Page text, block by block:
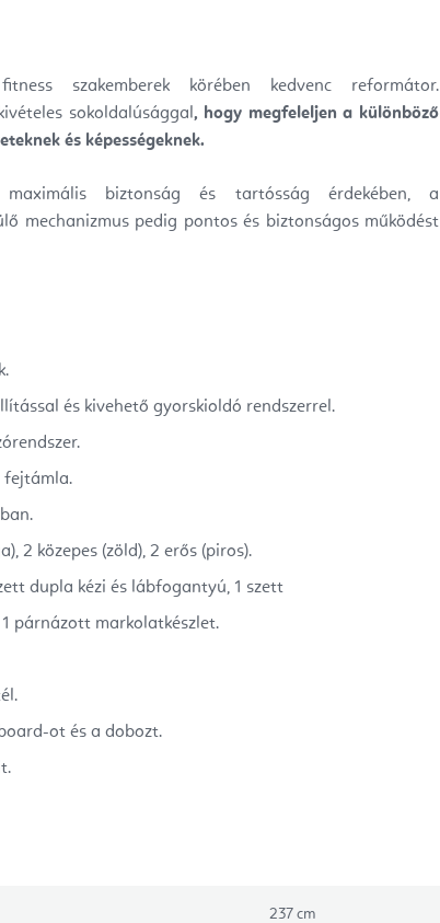
szakemberek körében kedvenc reformátor.
sokoldalúsággal, hogy megfeleljen a különböző
és képességeknek.
biztonság és tartósság érdekében, a
mechanizmus pedig pontos és biztonságos működést
és kivehető gyorskioldó rendszerrel.
fejtámla.
2 közepes (zöld), 2 erős (piros).
dupla kézi és lábfogantyú, 1 szett
párnázott markolatkészlet.
ot és a dobozt.
237 cm